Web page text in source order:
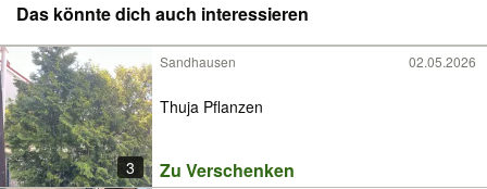
Das könnte dich auch interessieren
3
Sandhausen 02.05.2026
Thuja Pflanzen
Zu Verschenken